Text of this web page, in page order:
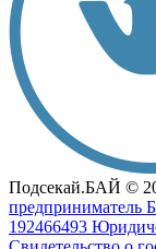
Подсекай.БАЙ ©
предприниматель
192466493